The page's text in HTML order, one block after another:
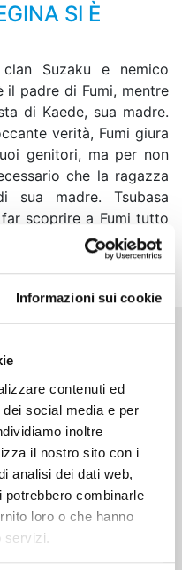
Informazioni sui cookie
contenuti ed
social media e per
inoltre
il nostro sito con i
analisi dei dati web,
potrebbero combinarle
loro o che hanno
servizi.
SI È
Suzaku e nemico
il padre di Fumi, mentre
di Kaede, sua madre.
verità, Fumi giura
genitori, ma per non
che la ragazza
sua madre. Tsubasa
scoprire a Fumi tutto
però dei modi
serie